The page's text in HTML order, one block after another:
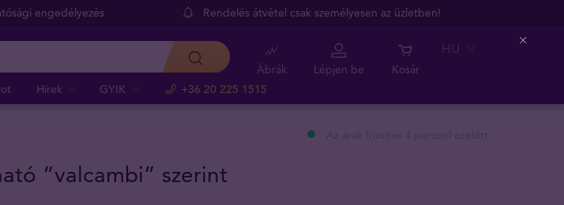
engedélyezés Rendelés átvétel csak személyesen az üzletben!
Hírek GYIK +36 20 225 1515
Ábrák Lépjen be Kosár
HU
“valcambi” szerint
Close